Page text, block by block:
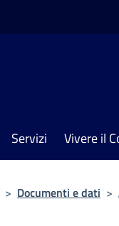
Servizi Vivere il
> Documenti e dati >